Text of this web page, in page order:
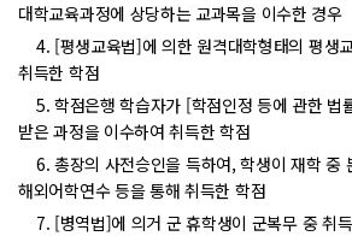
대학교육과정에 상당하는 교과목을 이수한 경우
4. [평생교육법]에 의한 원격대학형태의 평생
취득한 학점
5. 학점은행 학습자가 [학점인정 등에 관한 법
받은 과정을 이수하여 취득한 학점
6. 총장의 사전승인을 득하여, 학생이 재학 중
해외어학연수 등을 통해 취득한 학점
7. [병역법]에 의거 군 휴학생이 군복무 중 취